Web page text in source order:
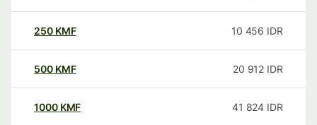
250 KMF 10 456 IDR
500 KMF 20 912 IDR
1000 KMF 41 824 IDR